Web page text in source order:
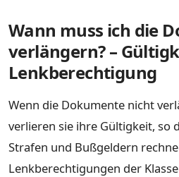
Wann muss ich die
verlängern? –
Lenkberechtigung
Wenn die Dokumente nicht
verlieren sie ihre Gültigkeit, so
Strafen und Bußgeldern
Lenkberechtigungen der